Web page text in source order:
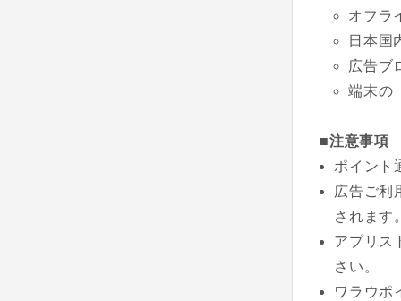
オフラ
日本国
広告ブ
端末の
■注意事項
ポイント
広告ご利
されます
アプリス
さい。
ワラウポ